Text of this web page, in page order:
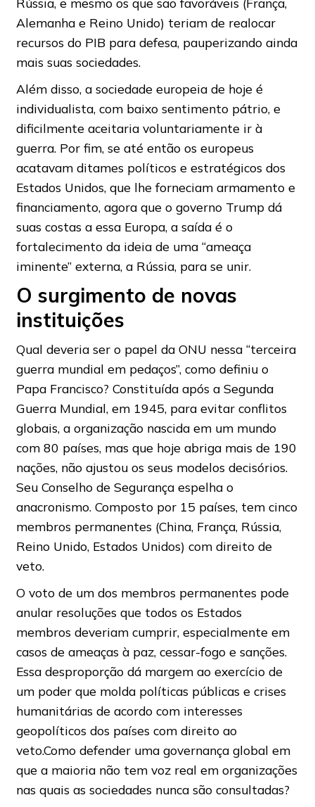
Alemanha e Reino Unido) teriam de realocar
recursos do PIB para defesa, pauperizando ainda
mais suas sociedades.
Além disso, a sociedade europeia de hoje é
individualista, com baixo sentimento pátrio, e
dificilmente aceitaria voluntariamente ir à
guerra. Por fim, se até então os europeus
acatavam ditames políticos e estratégicos dos
Estados Unidos, que lhe forneciam armamento e
financiamento, agora que o governo Trump dá
suas costas a essa Europa, a saída é o
fortalecimento da ideia de uma “ameaça
iminente” externa, a Rússia, para se unir.
O surgimento de novas
instituições
Qual deveria ser o papel da ONU nessa “terceira
guerra mundial em pedaços”, como definiu o
Papa Francisco? Constituída após a Segunda
Guerra Mundial, em 1945, para evitar conflitos
globais, a organização nascida em um mundo
com 80 países, mas que hoje abriga mais de 190
nações, não ajustou os seus modelos decisórios.
Seu Conselho de Segurança espelha o
anacronismo. Composto por 15 países, tem cinco
membros permanentes (China, França, Rússia,
Reino Unido, Estados Unidos) com direito de
veto.
O voto de um dos membros permanentes pode
anular resoluções que todos os Estados
membros deveriam cumprir, especialmente em
casos de ameaças à paz, cessar-fogo e sanções.
Essa desproporção dá margem ao exercício de
um poder que molda políticas públicas e crises
humanitárias de acordo com interesses
geopolíticos dos países com direito ao
veto.Como defender uma governança global em
que a maioria não tem voz real em organizações
nas quais as sociedades nunca são consultadas?